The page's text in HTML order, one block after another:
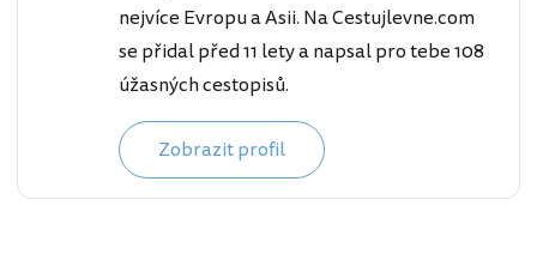
nejvíce Evropu a Asii. Na Cestujlevne.com
se přidal před 11 lety a napsal pro tebe 108
úžasných cestopisů.
Zobrazit profil